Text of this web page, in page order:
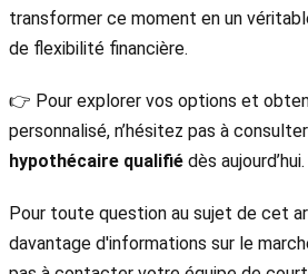
transformer ce moment en un
de flexibilité financière.
👉 Pour explorer vos options et
personnalisé, n’hésitez pas à
hypothécaire qualifié dès aujourd’hui.
Pour toute question au sujet de cet
davantage d'informations sur le